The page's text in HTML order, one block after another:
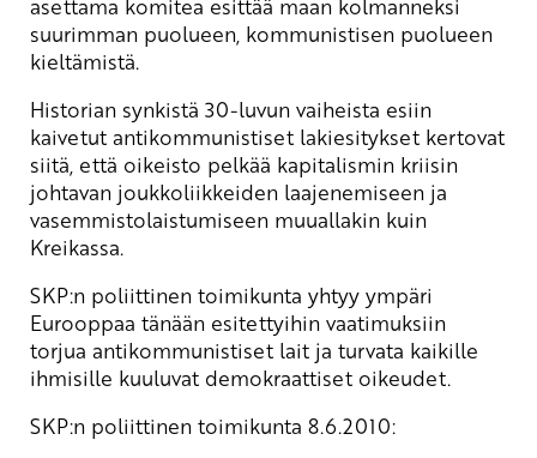
suurimman puolueen, kommunistisen puolueen
kieltämistä.
Historian synkistä 30-luvun vaiheista esiin
kaivetut antikommunistiset lakiesitykset kertovat
siitä, että oikeisto pelkää kapitalismin kriisin
johtavan joukkoliikkeiden laajenemiseen ja
vasemmistolaistumiseen muuallakin kuin
Kreikassa.
SKP:n poliittinen toimikunta yhtyy ympäri
Eurooppaa tänään esitettyihin vaatimuksiin
torjua antikommunistiset lait ja turvata kaikille
ihmisille kuuluvat demokraattiset oikeudet.
SKP:n poliittinen toimikunta 8.6.2010: